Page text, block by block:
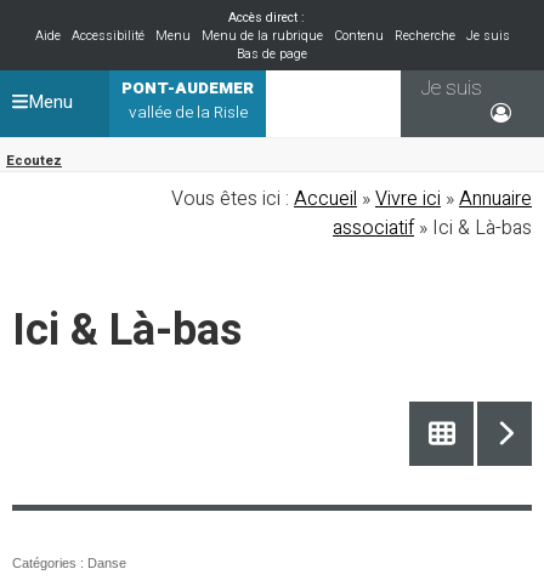
Accès direct :
Aide
Accessibilité Menu Menu de la rubrique Contenu Recherche
Je suis
Bas de page
PONT-AUDEMER
vallée de la Risle
Ecoutez
Je suis
Menu
Vous êtes ici : Accueil »Vivre ici »Annuaire
associatif» Ici & Là-bas
Ici & Là-bas
Catégories : Danse